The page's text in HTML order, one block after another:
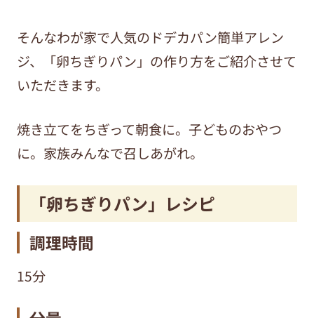
そんなわが家で人気のドデカパン簡単アレン
ジ、「卵ちぎりパン」の作り方をご紹介させて
いただきます。
焼き立てをちぎって朝食に。子どものおやつ
に。家族みんなで召しあがれ。
「卵ちぎりパン」レシピ
調理時間
15分